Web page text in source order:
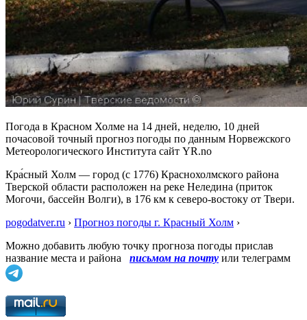
Погода в Красном Холме на 14 дней, неделю, 10 дней
почасовой точный прогноз погоды по данным Норвежского
Метеорологического Института сайт YR.no
Кра́сный Холм — город (с 1776) Краснохолмского района
Тверской области расположен на реке Неледина (приток
Могочи, бассейн Волги), в 176 км к северо-востоку от Твери.
pogodatver.ru › Прогноз погоды г. Красный Холм ›
Можно добавить любую точку прогноза погоды прислав
название места и района
письмом на почту или телеграмм